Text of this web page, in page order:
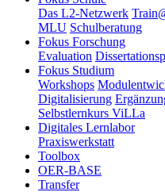
Das L2-Netzwerk
MLU Schulberatung
Fokus Forschung
Evaluation
Fokus Studium
Workshops
Digitalisierung
Selbstlernkurs ViLLa
Digitales Lernlabor
Praxiswerkstatt
Toolbox
OER-BASE
Transfer